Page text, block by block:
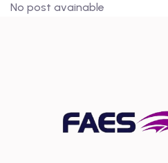
No post avainable